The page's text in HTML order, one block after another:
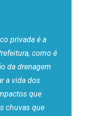
privada é a
como é
da drenagem
a vida dos
que
chuvas que